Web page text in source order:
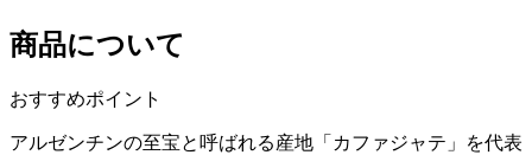
商品について
おすすめポイント
アルゼンチンの至宝と呼ばれる産地「カファジャテ」を代表